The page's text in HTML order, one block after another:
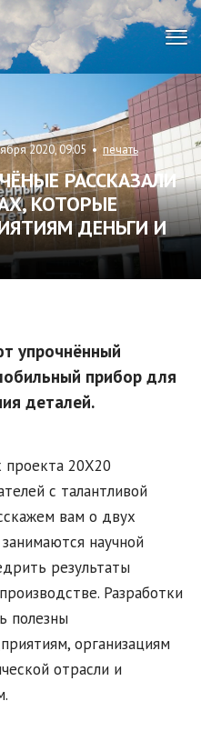
2020, 09:05 • печать
РАССКАЗАЛИ
КОТОРЫЕ
ДЕНЬГИ И
упрочнённый
прибор для
деталей.
20Х20
с талантливой
вам о двух
научной
результаты
Разработки
полезны
организациям
отрасли и